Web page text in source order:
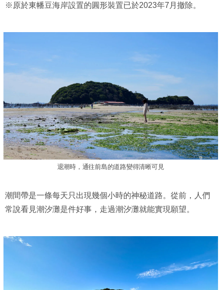
※原於東幡豆海岸設置的圓形裝置已於2023年7月撤除。
退潮時，通往前島的道路變得清晰可見
潮間帶是一條每天只出現幾個小時的神秘道路。從前，人們
常說看見潮汐灘是件好事，走過潮汐灘就能實現願望。